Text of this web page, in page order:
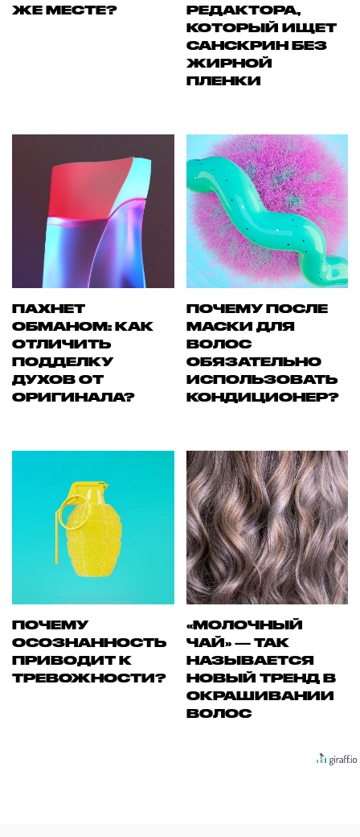
ЖЕ МЕСТЕ?
РЕДАКТОРА,
КОТОРЫЙ ИЩЕТ
САНСКРИН БЕЗ
ЖИРНОЙ
ПЛЕНКИ
ПАХНЕТ
ОБМАНОМ: КАК
ОТЛИЧИТЬ
ПОДДЕЛКУ
ДУХОВ ОТ
ОРИГИНАЛА?
ПОЧЕМУ ПОСЛЕ
МАСКИ ДЛЯ
ВОЛОС
ОБЯЗАТЕЛЬНО
ИСПОЛЬЗОВАТЬ
КОНДИЦИОНЕР?
ПОЧЕМУ
ОСОЗНАННОСТЬ
ПРИВОДИТ К
ТРЕВОЖНОСТИ?
«МОЛОЧНЫЙ
ЧАЙ» — ТАК
НАЗЫВАЕТСЯ
НОВЫЙ ТРЕНД В
ОКРАШИВАНИИ
ВОЛОС